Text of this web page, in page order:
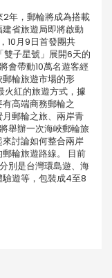
年，郵輪將成為搭載
省旅遊局即將啟動
10月9日首發團共
雙子星號」展開6天的
會帶動10萬名遊客經
輪旅遊市場的形
火紅的旅遊方式，據
高端商務郵輪之
郵輪之旅、兩岸青
舉辦一次海峽郵輪旅
討論如何整合兩岸
輪旅遊路線。 目前
別是台灣環島遊、海
遊等，包裝成4至8